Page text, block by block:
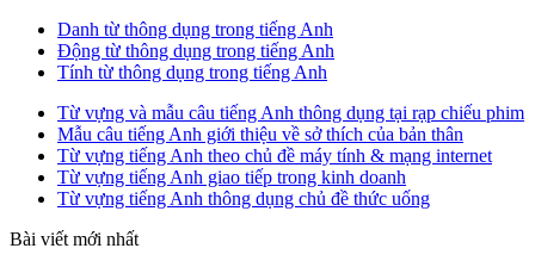
Danh từ thông dụng trong tiếng Anh
Động từ thông dụng trong tiếng Anh
Tính từ thông dụng trong tiếng Anh
Từ vựng và mẫu câu tiếng Anh thông dụng tại rạp chiếu phim
Mẫu câu tiếng Anh giới thiệu về sở thích của bản thân
Từ vựng tiếng Anh theo chủ đề máy tính & mạng internet
Từ vựng tiếng Anh giao tiếp trong kinh doanh
Từ vựng tiếng Anh thông dụng chủ đề thức uống
Bài viết mới nhất